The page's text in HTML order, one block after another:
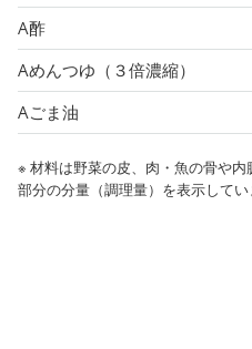
A酢
Aめんつゆ（３倍濃縮）
Aごま油
※ 材料は野菜の皮、肉・魚の骨や
部分の分量（調理量）を表示してい